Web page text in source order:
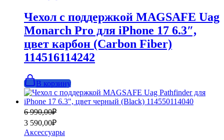
590,00₽.
Чехол с поддержкой MAGSAFE Uag
Monarch Pro для iPhone 17 6.3″,
цвет карбон (Carbon Fiber)
114516114242
В корзину
6 990,00₽
Первоначальная
цена
составляла
6
3 590,00₽
Текущая
цена:
3
Аксессуары